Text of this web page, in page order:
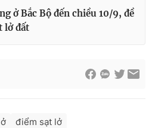
ở Bắc Bộ đến chiều 10/9, đề
lở đất
điểm sạt lở